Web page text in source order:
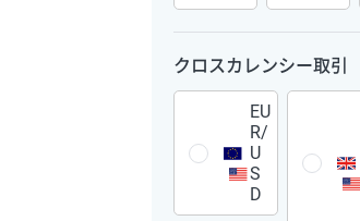
クロスカレンシー取引
EU
R/
U
S
D